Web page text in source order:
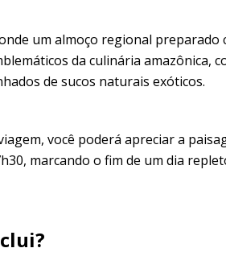
um almoço regional preparado
da culinária amazônica,
de sucos naturais exóticos.
você poderá apreciar a
marcando o fim de um dia